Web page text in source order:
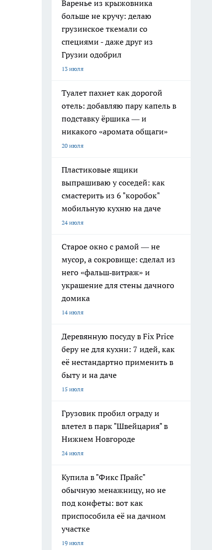
Варенье из крыжовника
больше не кручу: делаю
грузинское ткемали со
специями - даже друг из
Грузии одобрил
13 июля
Туалет пахнет как дорогой
отель: добавляю пару капель в
подставку ёршика — и
никакого «аромата общаги»
20 июля
Пластиковые ящики
выпрашиваю у соседей: как
смастерить из 6 "коробок"
мобильную кухню на даче
24 июля
Старое окно с рамой — не
мусор, а сокровище: сделал из
него «фальш‑витраж» и
украшение для стены дачного
домика
14 июля
Деревянную посуду в Fix Price
беру не для кухни: 7 идей, как
её нестандартно применить в
быту и на даче
15 июля
Грузовик пробил ограду и
влетел в парк "Швейцария" в
Нижнем Новгороде
24 июля
Купила в "Фикс Прайс"
обычную менажницу, но не
под конфеты: вот как
приспособила её на дачном
участке
19 июля